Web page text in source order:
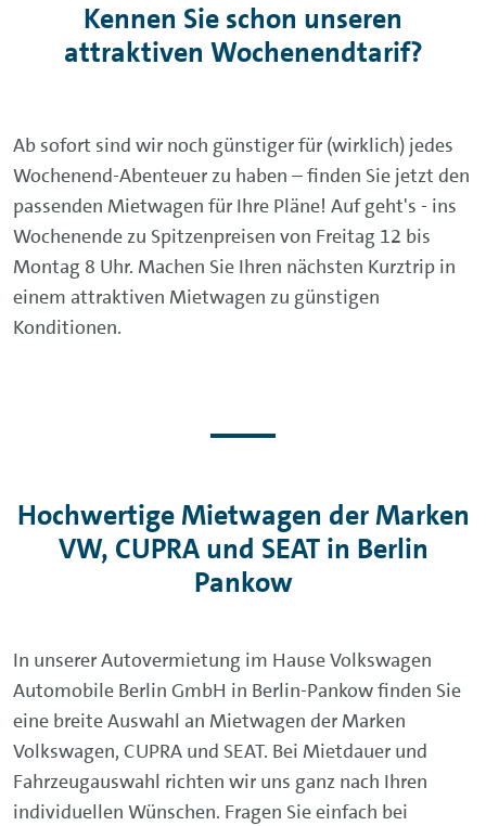
Kennen Sie schon unseren
attraktiven Wochenendtarif?
Ab sofort sind wir noch günstiger für (wirklich) jedes
Wochenend-Abenteuer zu haben – finden Sie jetzt den
passenden Mietwagen für Ihre Pläne! Auf geht's - ins
Wochenende zu Spitzenpreisen von Freitag 12 bis
Montag 8 Uhr. Machen Sie Ihren nächsten Kurztrip in
einem attraktiven Mietwagen zu günstigen
Konditionen.
Hochwertige Mietwagen der Marken
VW, CUPRA und SEAT in Berlin
Pankow
In unserer Autovermietung im Hause Volkswagen
Automobile Berlin GmbH in Berlin-Pankow finden Sie
eine breite Auswahl an Mietwagen der Marken
Volkswagen, CUPRA und SEAT. Bei Mietdauer und
Fahrzeugauswahl richten wir uns ganz nach Ihren
individuellen Wünschen. Fragen Sie einfach bei